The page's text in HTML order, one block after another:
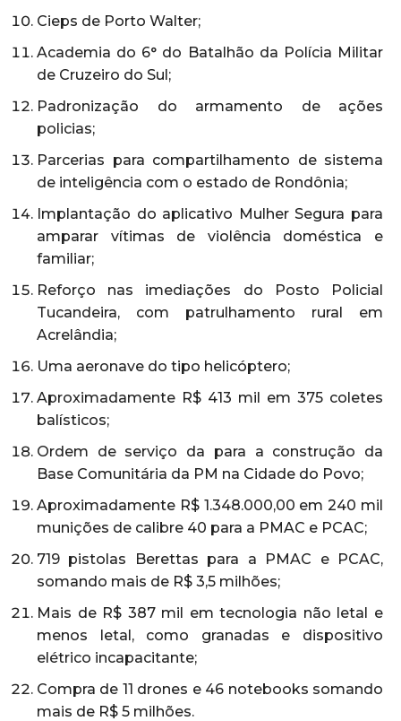
Cieps de Porto Walter;
Academia do 6° do Batalhão da Polícia Militar
de Cruzeiro do Sul;
Padronização do armamento de ações
policias;
Parcerias para compartilhamento de sistema
de inteligência com o estado de Rondônia;
Implantação do aplicativo Mulher Segura para
amparar vítimas de violência doméstica e
familiar;
Reforço nas imediações do Posto Policial
Tucandeira, com patrulhamento rural em
Acrelândia;
Uma aeronave do tipo helicóptero;
Aproximadamente R$ 413 mil em 375 coletes
balísticos;
Ordem de serviço da para a construção da
Base Comunitária da PM na Cidade do Povo;
Aproximadamente R$ 1.348.000,00 em 240 mil
munições de calibre 40 para a PMAC e PCAC;
719 pistolas Berettas para a PMAC e PCAC,
somando mais de R$ 3,5 milhões;
Mais de R$ 387 mil em tecnologia não letal e
menos letal, como granadas e dispositivo
elétrico incapacitante;
Compra de 11 drones e 46 notebooks somando
mais de R$ 5 milhões.